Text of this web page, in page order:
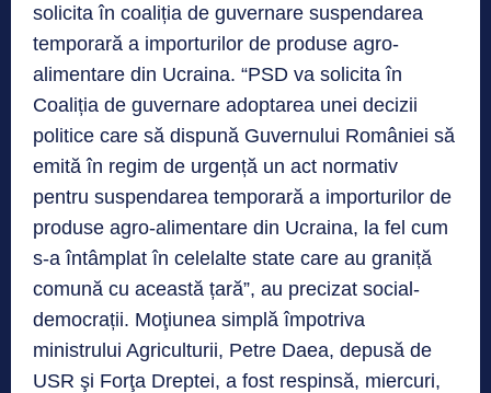
solicita în coaliția de guvernare suspendarea
temporară a importurilor de produse agro-
alimentare din Ucraina. “PSD va solicita în
Coaliția de guvernare adoptarea unei decizii
politice care să dispună Guvernului României să
emită în regim de urgență un act normativ
pentru suspendarea temporară a importurilor de
produse agro-alimentare din Ucraina, la fel cum
s-a întâmplat în celelalte state care au graniță
comună cu această țară”, au precizat social-
democrații. Moţiunea simplă împotriva
ministrului Agriculturii, Petre Daea, depusă de
USR şi Forţa Dreptei, a fost respinsă, miercuri,